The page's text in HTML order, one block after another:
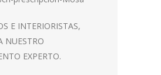
E INTERIORISTAS,
NUESTRO
EXPERTO.